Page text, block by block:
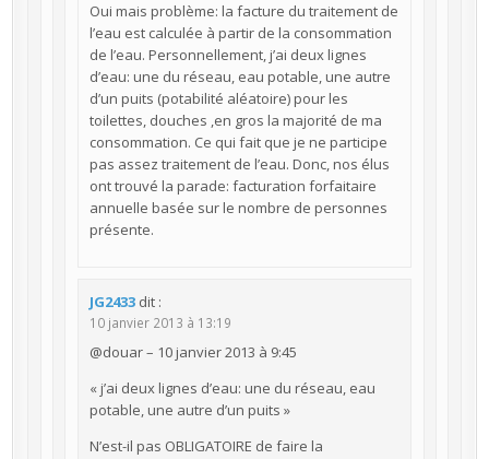
Oui mais problème: la facture du traitement de
l’eau est calculée à partir de la consommation
de l’eau. Personnellement, j’ai deux lignes
d’eau: une du réseau, eau potable, une autre
d’un puits (potabilité aléatoire) pour les
toilettes, douches ,en gros la majorité de ma
consommation. Ce qui fait que je ne participe
pas assez traitement de l’eau. Donc, nos élus
ont trouvé la parade: facturation forfaitaire
annuelle basée sur le nombre de personnes
présente.
JG2433 dit :
10 janvier 2013 à 13:19
@douar – 10 janvier 2013 à 9:45
« j’ai deux lignes d’eau: une du réseau, eau
potable, une autre d’un puits »
N’est-il pas OBLIGATOIRE de faire la